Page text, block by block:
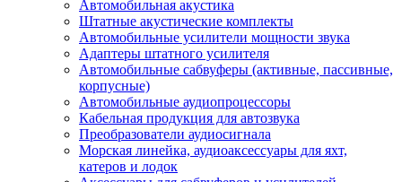
Автомобильная акустика
Штатные акустические комплекты
Автомобильные усилители мощности звука
Адаптеры штатного усилителя
Автомобильные сабвуферы (активные, пассивные,
корпусные)
Автомобильные аудиопроцессоры
Кабельная продукция для автозвука
Преобразователи аудиосигнала
Морская линейка, аудиоаксессуары для яхт,
катеров и лодок